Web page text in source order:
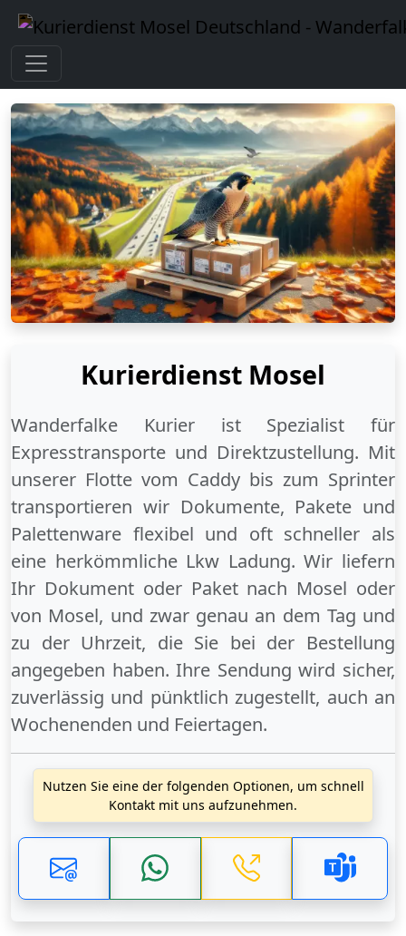
Kurierdienst Mosel
Wanderfalke Kurier ist Spezialist für
Expresstransporte und Direktzustellung. Mit
unserer Flotte vom Caddy bis zum Sprinter
transportieren wir Dokumente, Pakete und
Palettenware flexibel und oft schneller als
eine herkömmliche Lkw Ladung. Wir liefern
Ihr Dokument oder Paket nach Mosel oder
von Mosel, und zwar genau an dem Tag und
zu der Uhrzeit, die Sie bei der Bestellung
angegeben haben. Ihre Sendung wird sicher,
zuverlässig und pünktlich zugestellt, auch an
Wochenenden und Feiertagen.
Nutzen Sie eine der folgenden Optionen, um schnell
Kontakt mit uns aufzunehmen.